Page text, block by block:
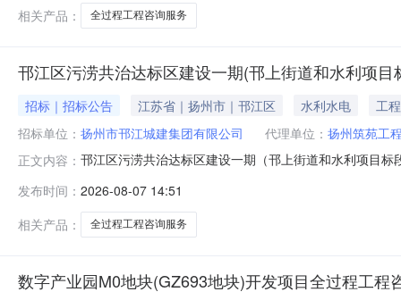
相关产品：
全过程工程咨询服务
邗江区污涝共治达标区建设一期(邗上街道和水利项目
招标｜招标公告 江苏省｜扬州市｜邗江区 水利水电
工程
招标单位： 扬州市邗江城建集团有限公司 代理单位： 扬州筑苑工
正文内容： 邗江区污涝共治达标区建设一期（邗上街道和水利项目
构为扬州筑苑工程招标咨询有限公司，建设资金来自财
标条件，现邀请合格的潜在投标人参加
发布时间： 2026-08-07 14:51
相关产品：
全过程工程咨询服务
数字产业园M0地块(GZ693地块)开发项目全过程工程